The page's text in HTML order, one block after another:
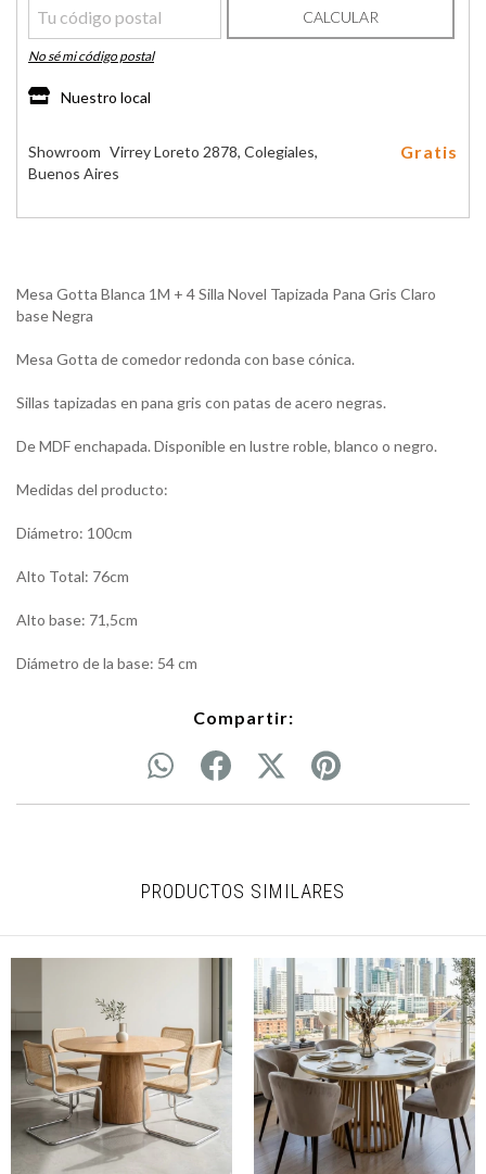
CALCULAR
No sé mi código postal
Nuestro local
Showroom Virrey Loreto 2878, Colegiales,
Buenos Aires
Gratis
Mesa Gotta Blanca 1M + 4 Silla Novel Tapizada Pana Gris Claro
base Negra
Mesa Gotta de comedor redonda con base cónica.
Sillas tapizadas en pana gris con patas de acero negras.
De MDF enchapada. Disponible en lustre roble, blanco o negro.
Medidas del producto:
Diámetro: 100cm
Alto Total: 76cm
Alto base: 71,5cm
Diámetro de la base: 54 cm
Compartir:
PRODUCTOS SIMILARES